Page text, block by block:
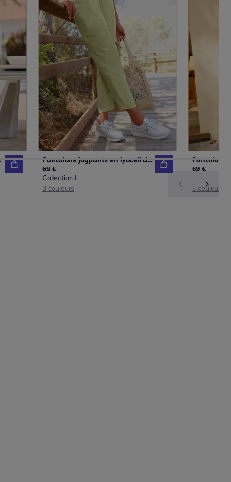
Pantalons jogpants en lyocell doux avec poches pratiques
69 €
Collection L
3 couleurs
69 €
3 couleurs